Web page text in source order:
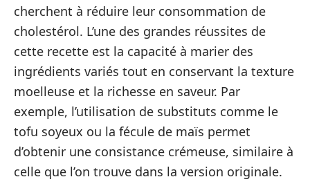
cherchent à réduire leur consommation de
cholestérol. L’une des grandes réussites de
cette recette est la capacité à marier des
ingrédients variés tout en conservant la texture
moelleuse et la richesse en saveur. Par
exemple, l’utilisation de substituts comme le
tofu soyeux ou la fécule de maïs permet
d’obtenir une consistance crémeuse, similaire à
celle que l’on trouve dans la version originale.